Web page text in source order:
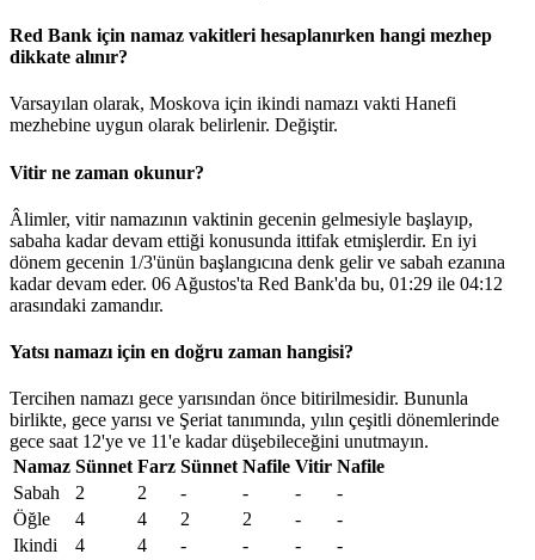
Red Bank için namaz vakitleri hesaplanırken hangi mezhep
dikkate alınır?
Varsayılan olarak, Moskova için ikindi namazı vakti Hanefi
mezhebine uygun olarak belirlenir. Değiştir.
Vitir ne zaman okunur?
Âlimler, vitir namazının vaktinin gecenin gelmesiyle başlayıp,
sabaha kadar devam ettiği konusunda ittifak etmişlerdir. En iyi
dönem gecenin 1/3'ünün başlangıcına denk gelir ve sabah ezanına
kadar devam eder. 06 Ağustos'ta Red Bank'da bu, 01:29 ile 04:12
arasındaki zamandır.
Yatsı namazı için en doğru zaman hangisi?
Tercihen namazı gece yarısından önce bitirilmesidir. Bununla
birlikte, gece yarısı ve Şeriat tanımında, yılın çeşitli dönemlerinde
gece saat 12'ye ve 11'e kadar düşebileceğini unutmayın.
Namaz Sünnet Farz Sünnet Nafile Vitir Nafile
Sabah
2 2 - - -
-
Öğle
4 4 2 2 -
-
Ikindi
4 4 - - -
-